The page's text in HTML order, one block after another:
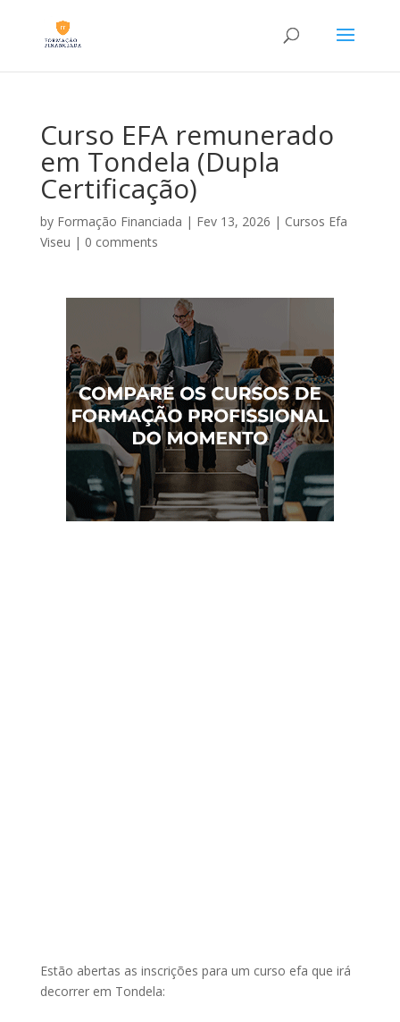
Curso EFA remunerado
em Tondela (Dupla
Certificação)
by Formação Financiada | Fev 13, 2026 | Cursos Efa
Viseu | 0 comments
Estão abertas as inscrições para um curso efa que irá
decorrer em Tondela: